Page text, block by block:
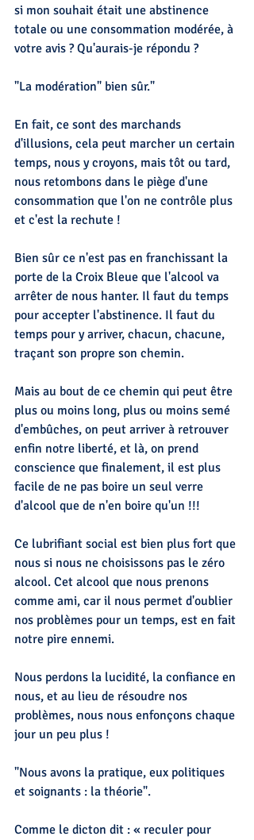
si mon souhait était une abstinence
totale ou une consommation modérée, à
votre avis ? Qu'aurais-je répondu ?
"La modération" bien sûr."
En fait, ce sont des marchands
d'illusions, cela peut marcher un certain
temps, nous y croyons, mais tôt ou tard,
nous retombons dans le piège d'une
consommation que l'on ne contrôle plus
et c'est la rechute !
Bien sûr ce n'est pas en franchissant la
porte de la Croix Bleue que l'alcool va
arrêter de nous hanter. Il faut du temps
pour accepter l'abstinence. Il faut du
temps pour y arriver, chacun, chacune,
traçant son propre son chemin.
Mais au bout de ce chemin qui peut être
plus ou moins long, plus ou moins semé
d'embûches, on peut arriver à retrouver
enfin notre liberté, et là, on prend
conscience que finalement, il est plus
facile de ne pas boire un seul verre
d'alcool que de n'en boire qu'un !!!
Ce lubrifiant social est bien plus fort que
nous si nous ne choisissons pas le zéro
alcool. Cet alcool que nous prenons
comme ami, car il nous permet d'oublier
nos problèmes pour un temps, est en fait
notre pire ennemi.
Nous perdons la lucidité, la confiance en
nous, et au lieu de résoudre nos
problèmes, nous nous enfonçons chaque
jour un peu plus !
"Nous avons la pratique, eux politiques
et soignants : la théorie".
Comme le dicton dit : « reculer pour